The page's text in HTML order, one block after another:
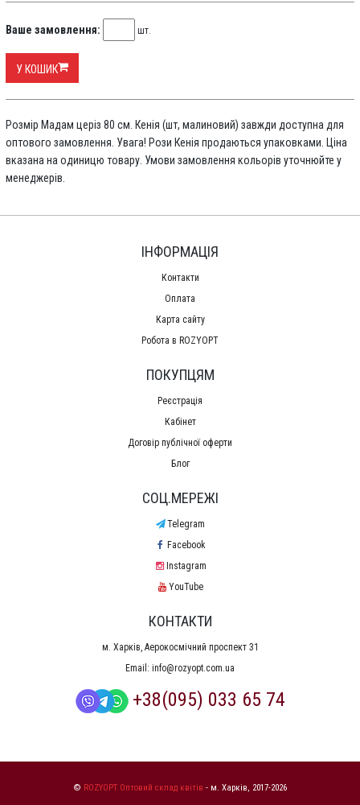
Ваше замовлення: шт.
У КОШИК
Розмір Мадам церіз 80 см. Кенія (шт, малиновий) завжди доступна для
оптового замовлення. Увага! Рози Кенія продаються упаковками. Ціна
вказана на одиницю товару. Умови замовлення кольорів уточнюйте у
менеджерів.
ІНФОРМАЦІЯ
Контакти
Оплата
Карта сайту
Робота в ROZYOPT
ПОКУПЦЯМ
Реєстрація
Кабінет
Договір публічної оферти
Блог
СОЦ.МЕРЕЖІ
Telegram
Facebook
Instagram
YouTube
КОНТАКТИ
м. Харків, Аерокосмічний проспект 31
Email: info@rozyopt.com.ua
+38(095) 033 65 74
© ROZYOPT Оптовий склад квітів - м. Харків, 2017-2026